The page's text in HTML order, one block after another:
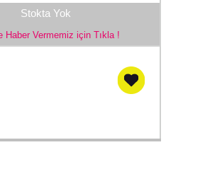
Stokta Yok
Haber Vermemiz için Tıkla !